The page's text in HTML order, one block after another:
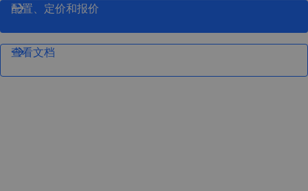
配置、定价和报价
查看文档